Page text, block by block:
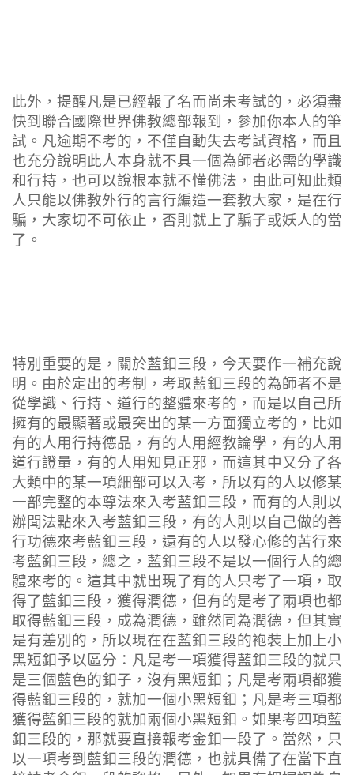
此外，提醒凡是已經報了名而尚未考試的，必須盡
快到聯合國際世界佛教總部報到，參加你本人的筆
試。凡逾期不考的，不僅自動失去考試資格，而且
也充分說明此人本身就不具一個為師者必需的學識
和行持，也可以說根本就不懂佛法，由此可知此類
人只能以佛教外行的言行編造一套教大家，是在行
騙，大家切不可依止，否則就上了騙子或妖人的當
了。
特別重要的是，關於藍釦三段，今天要作一補充說
明。由於定出的考制，考取藍釦三段的為師者不是
從學識、行持、道行的整體來考的，而是以自己所
擁有的最顯著或最突出的某一方面獨立考的，比如
有的人用行持德品，有的人用經教論學，有的人用
道行證量，有的人用知見正邪，而這其中又分了各
大類中的某一項細部可以入考，所以有的人以修某
一部完整的本尊法來入考藍釦三段，而有的人則以
辦聞法點來入考藍釦三段，有的人則以自己做的善
行功德來考藍釦三段，還有的人以發心修的苦行來
考藍釦三段，總之，藍釦三段不是以一個行人的總
體來考的。這其中就出現了有的人只考了一項，取
得了藍釦三段，獲得潤德，但有的是考了兩項也都
取得藍釦三段，成為潤德，雖然同為潤德，但其實
是有差別的，所以現在在藍釦三段的袍裝上加上小
黑短釦予以區分：凡是考一項獲得藍釦三段的就只
是三個藍色的釦子，沒有黑短釦；凡是考兩項都獲
得藍釦三段的，就加一個小黑短釦；凡是考三項都
獲得藍釦三段的就加兩個小黑短釦。如果考四項藍
釦三段的，那就要直接報考金釦一段了。當然，只
以一項考到藍釦三段的潤德，也就具備了在當下直